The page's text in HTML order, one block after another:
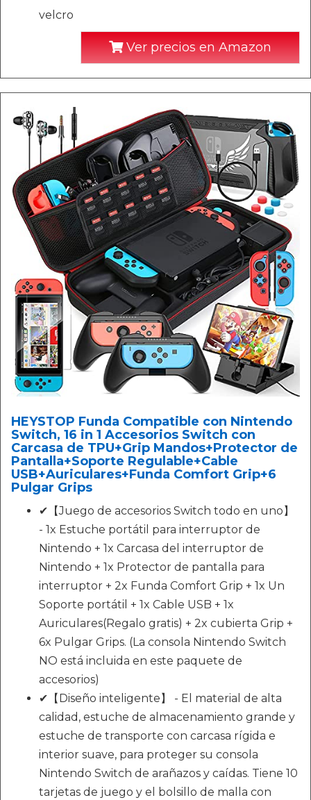
velcro
Ver precios en Amazon
HEYSTOP Funda Compatible con Nintendo
Switch, 16 in 1 Accesorios Switch con
Carcasa de TPU+Grip Mandos+Protector de
Pantalla+Soporte Regulable+Cable
USB+Auriculares+Funda Comfort Grip+6
Pulgar Grips
✔【Juego de accesorios Switch todo en uno】
- 1x Estuche portátil para interruptor de
Nintendo + 1x Carcasa del interruptor de
Nintendo + 1x Protector de pantalla para
interruptor + 2x Funda Comfort Grip + 1x Un
Soporte portátil + 1x Cable USB + 1x
Auriculares(Regalo gratis) + 2x cubierta Grip +
6x Pulgar Grips. (La consola Nintendo Switch
NO está incluida en este paquete de
accesorios)
✔【Diseño inteligente】 - El material de alta
calidad, estuche de almacenamiento grande y
estuche de transporte con carcasa rígida e
interior suave, para proteger su consola
Nintendo Switch de arañazos y caídas. Tiene 10
tarjetas de juego y el bolsillo de malla con